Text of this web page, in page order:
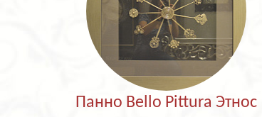
Панно Bello Pittura Этнос